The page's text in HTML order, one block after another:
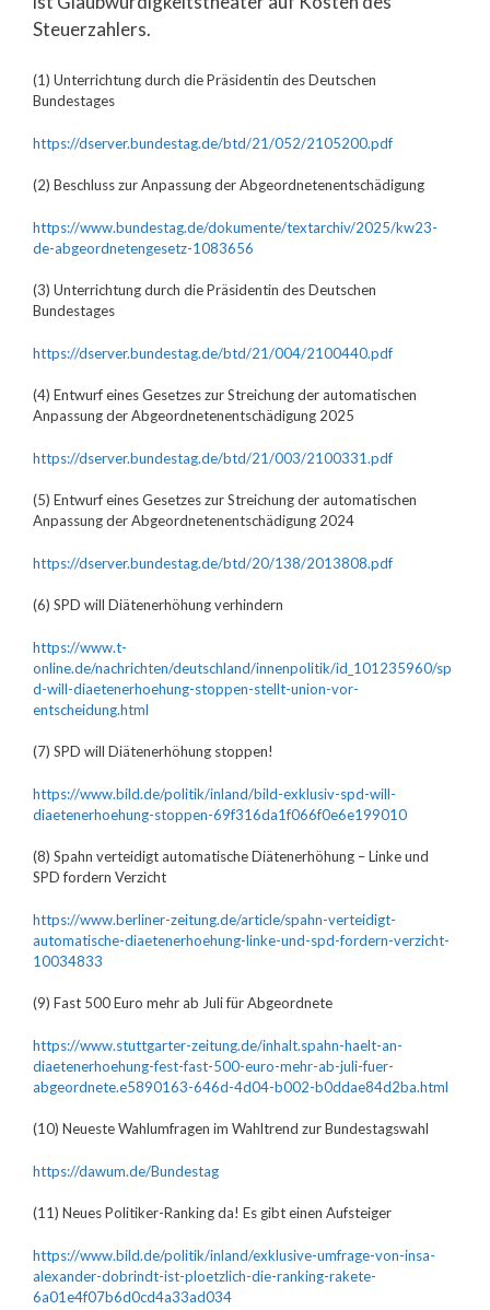
Steuerzahlers.
(1) Unterrichtung durch die Präsidentin des Deutschen
Bundestages
https://dserver.bundestag.de/btd/21/052/2105200.pdf
(2) Beschluss zur Anpassung der Abgeordneten­entschädigung
https://www.bundestag.de/dokumente/textarchiv/2025/kw23-
de-abgeordnetengesetz-1083656
(3) Unterrichtung durch die Präsidentin des Deutschen
Bundestages
https://dserver.bundestag.de/btd/21/004/2100440.pdf
(4) Entwurf eines Gesetzes zur Streichung der automatischen
Anpassung der Abgeordnetenentschädigung 2025
https://dserver.bundestag.de/btd/21/003/2100331.pdf
(5) Entwurf eines Gesetzes zur Streichung der automatischen
Anpassung der Abgeordnetenentschädigung 2024
https://dserver.bundestag.de/btd/20/138/2013808.pdf
(6) SPD will Diätenerhöhung verhindern
https://www.t-
online.de/nachrichten/deutschland/innenpolitik/id_101235960/sp
d-will-diaetenerhoehung-stoppen-stellt-union-vor-
entscheidung.html
(7) SPD will Diätenerhöhung stoppen!
https://www.bild.de/politik/inland/bild-exklusiv-spd-will-
diaetenerhoehung-stoppen-69f316da1f066f0e6e199010
(8) Spahn verteidigt automatische Diätenerhöhung – Linke und
SPD fordern Verzicht
https://www.berliner-zeitung.de/article/spahn-verteidigt-
automatische-diaetenerhoehung-linke-und-spd-fordern-verzicht-
10034833
(9) Fast 500 Euro mehr ab Juli für Abgeordnete
https://www.stuttgarter-zeitung.de/inhalt.spahn-haelt-an-
diaetenerhoehung-fest-fast-500-euro-mehr-ab-juli-fuer-
abgeordnete.e5890163-646d-4d04-b002-b0ddae84d2ba.html
(10) Neueste Wahlumfragen im Wahltrend zur Bundestagswahl
https://dawum.de/Bundestag
(11) Neues Politiker-Ranking da! Es gibt einen Aufsteiger
https://www.bild.de/politik/inland/exklusive-umfrage-von-insa-
alexander-dobrindt-ist-ploetzlich-die-ranking-rakete-
6a01e4f07b6d0cd4a33ad034